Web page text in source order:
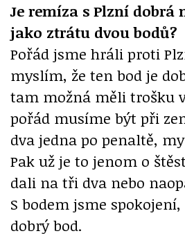
Je remíza s Plzní dobrá
jako ztrátu dvou bodů?
Pořád jsme hráli proti
myslím, že ten bod je
tam možná měli trošku
pořád musíme být při
dva jedna po penaltě,
Pak už je to jenom o
dali na tři dva nebo
S bodem jsme
dobrý bod.